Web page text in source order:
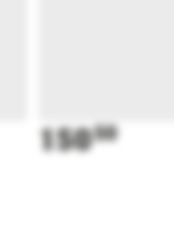
15050